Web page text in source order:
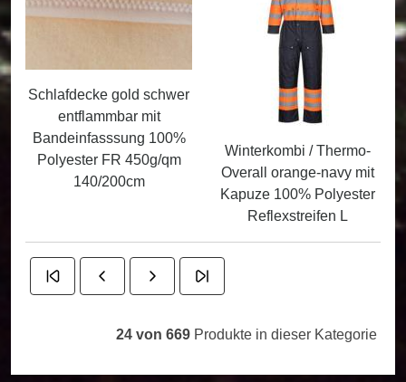
Schlafdecke gold schwer
entflammbar mit
Bandeinfasssung 100%
Polyester FR 450g/qm
140/200cm
Winterkombi / Thermo-
Overall orange-navy mit
Kapuze 100% Polyester
Reflexstreifen L
24 von 669 Produkte in dieser Kategorie